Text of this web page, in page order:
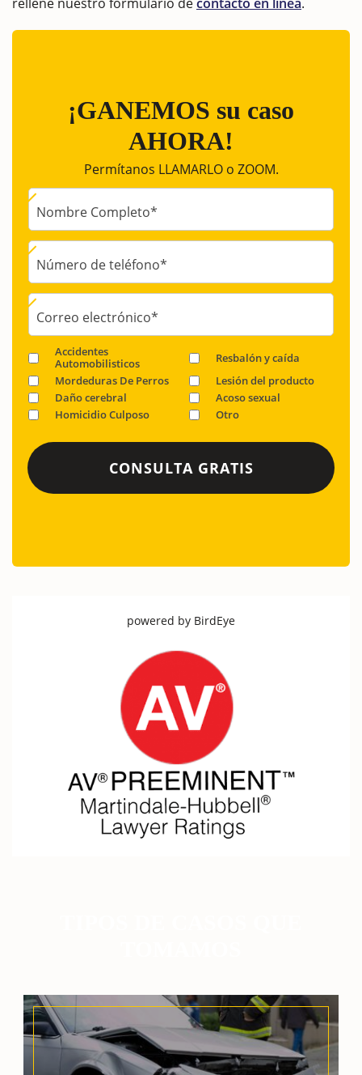
¡GANEMOS su caso
AHORA!
Permítanos LLAMARLO o ZOOM.
Nombre Completo*
Número de teléfono*
Correo electrónico*
Accidentes
Automobilisticos
Resbalón y caída
Mordeduras De Perros
Lesión del producto
Daño cerebral
Acoso sexual
Homicidio Culposo
Otro
powered by BirdEye